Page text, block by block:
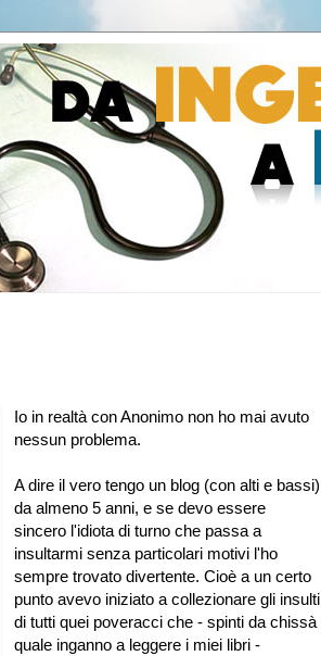
Io in realtà con Anonimo non ho mai avuto
nessun problema.
A dire il vero tengo un blog (con alti e bassi)
da almeno 5 anni, e se devo essere
sincero l'idiota di turno che passa a
insultarmi senza particolari motivi l'ho
sempre trovato divertente. Cioè a un certo
punto avevo iniziato a collezionare gli insulti
di tutti quei poveracci che - spinti da chissà
quale inganno a leggere i miei libri -